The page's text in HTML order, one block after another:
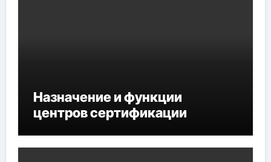
Назначение и функции
центров сертификации